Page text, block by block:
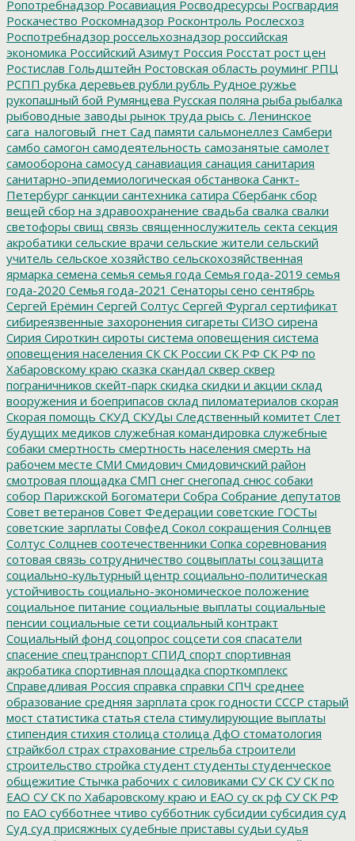
Ропотребнадзор Росавиация Росводресурсы Росгвардия
Роскачество Роскомнадзор Росконтроль Рослесхоз
Роспотребнадзор россельхознадзор российская
экономика Российский Азимут Россия Росстат рост цен
Ростислав Гольдштейн Ростовская область роуминг РПЦ
РСПП рубка деревьев рубли рубль Рудное ружье
рукопашный бой Румянцева Русская поляна рыба рыбалка
рыбоводные заводы рынок труда рысь с. Ленинское
сага_налоговый_гнет Сад памяти сальмонеллез Самбери
самбо самогон самодеятельность самозанятые самолет
самооборона самосуд санавиация санация санитария
санитарно-эпидемиологическая обстанвока Санкт-
Петербург санкции сантехника сатира Сбербанк сбор
вещей сбор на здравоохранение свадьба свалка свалки
светофоры свищ связь священнослужитель секта секция
акробатики сельские врачи сельские жители сельский
учитель сельское хозяйство сельскохозяйственная
ярмарка семена семья семья года Семья года-2019 семья
года-2020 Семья года-2021 Сенаторы сено сентябрь
Сергей Ерёмин Сергей Солтус Сергей Фургал сертификат
сибиреязвенные захоронения сигареты СИЗО сирена
Сирия Сироткин сироты система оповещения система
оповещения населения СК СК России СК РФ СК РФ по
Хабаровскому краю сказка скандал сквер сквер
пограничников скейт-парк скидка скидки и акции склад
вооружения и боеприпасов склад пиломатериалов скорая
Скорая помощь СКУД СКУДы Следственный комитет Слет
будущих медиков служебная командировка служебные
собаки смертность смертность населения смерть на
рабочем месте СМИ Смидович Смидовичский район
смотровая площадка СМП снег снегопад снюс собаки
собор Парижской Богоматери Собра Собрание депутатов
Совет ветеранов Совет Федерации советские ГОСТы
советские зарплаты Совфед Сокол сокращения Солнцев
Солтус Солцнев соотечественники Сопка соревнования
сотовая связь сотрудничество соцвыплаты соцзащита
социально-культурный центр социально-политическая
устойчивость социально-экономическое положение
социальное питание социальные выплаты социальные
пенсии социальные сети социальный контракт
Социальный фонд соцопрос соцсети соя спасатели
спасение спецтранспорт СПИД спорт спортивная
акробатика спортивная площадка спорткомплекс
Справедливая Россия справка справки СПЧ среднее
образование средняя зарплата срок годности СССР старый
мост статистика статья стела стимулирующие выплаты
стипендия стихия столица столица ДфО стоматология
страйкбол страх страхование стрельба строители
строительство стройка студент студенты студенческое
общежитие Стычка рабочих с силовиками СУ СК СУ СК по
ЕАО СУ СК по Хабаровскому краю и ЕАО су ск рф СУ СК РФ
по ЕАО субботнее чтиво субботник субсидии субсидия суд
Суд суд присяжных судебные приставы судьи судья